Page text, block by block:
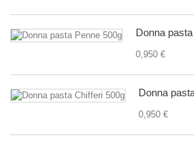
Donna
0,950 €
Donna
0,950 €